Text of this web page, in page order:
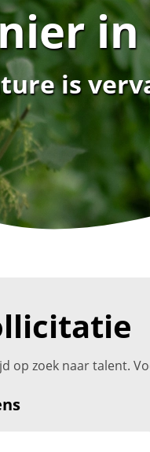
is
op zoek naar talent.